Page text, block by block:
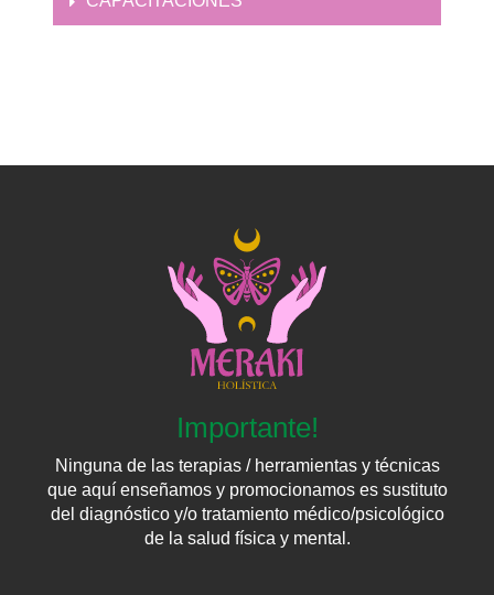
Importante!
Ninguna de las terapias / herramientas y técnicas
que aquí enseñamos y promocionamos es sustituto
del diagnóstico y/o tratamiento médico/psicológico
de la salud física y mental.